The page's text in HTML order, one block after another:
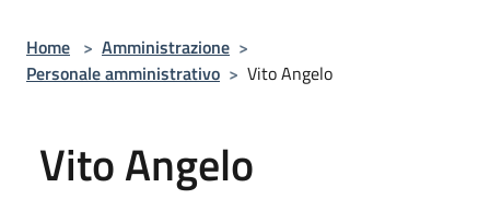
Home > Amministrazione >
Personale amministrativo > Vito Angelo
Vito Angelo